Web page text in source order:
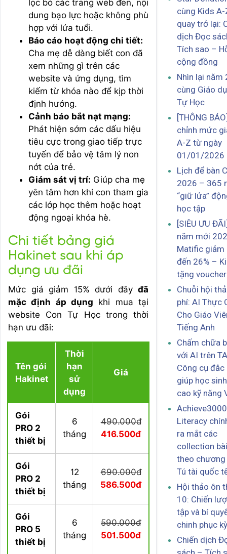
lọc bỏ các trang web đen, nội
dung bạo lực hoặc không phù
hợp với lứa tuổi.
Báo cáo hoạt động chi tiết:
Cha mẹ dễ dàng biết con đã
xem những gì trên các
website và ứng dụng, tìm
kiếm từ khóa nào để kịp thời
định hướng.
Cảnh báo bắt nạt mạng:
Phát hiện sớm các dấu hiệu
tiêu cực trong giao tiếp trực
tuyến để bảo vệ tâm lý non
nớt của trẻ.
Giám sát vị trí: Giúp cha mẹ
yên tâm hơn khi con tham gia
các lớp học thêm hoặc hoạt
động ngoại khóa hè.
Chi tiết bảng giá
Hakinet sau khi áp
dụng ưu đãi
Mức giá giảm 15% dưới đây đã
mặc định áp dụng khi mua tại
website Con Tự Học trong thời
hạn ưu đãi:
Tên gói
Hakinet
Thời
hạn
sử
dụng
Giá
Gói
PRO 2
thiết bị
6
tháng
490.000đ
416.500đ
Gói
PRO 2
thiết bị
12
tháng
690.000đ
586.500đ
Gói
PRO 5
thiết bị
6
tháng
590.000đ
501.500đ
cùng Kids
quay trở lại:
dịch Đọc
Tích sao –
cộng đồng
Nhìn lại năm
cùng Giáo
Tự Học
[THÔNG
chỉnh mức
A-Z từ ngày
01/01/2026
Lịch để bàn
2026 – 365
“giữ lửa”
học tập
[SIÊU ƯU
năm mới
Matific giảm
đến 26% –
tặng
Chuỗi hội
phí: AI Thực
Cho Giáo
Tiếng Anh
Chấm chữa
với AI trên
Công cụ
giúp học
cao kỹ năng
Achieve3000
Literacy
ra mắt các
collection
theo
Tú tài quốc
Hội thảo ôn
10: Chiến
tập và bí
chinh phục
Chiến dịch